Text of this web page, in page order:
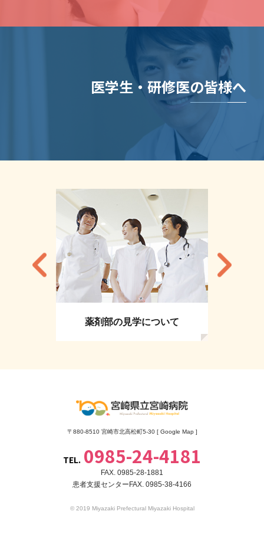
医学生・研修医の皆様へ
薬剤部の見学について
〒880-8510 宮崎市北高松町5-30 [ Google Map]
TEL. 0985-24-4181
FAX. 0985-28-1881
患者支援センターFAX. 0985-38-4166
© 2019 Miyazaki Prefectural Miyazaki Hospital